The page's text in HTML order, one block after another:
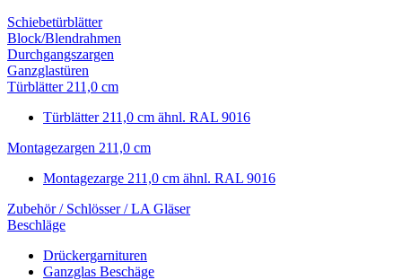
Schiebetürblätter
Block/Blendrahmen
Durchgangszargen
Ganzglastüren
Türblätter 211,0 cm
Türblätter 211,0 cm ähnl. RAL 9016
Montagezargen 211,0 cm
Montagezarge 211,0 cm ähnl. RAL 9016
Zubehör / Schlösser / LA Gläser
Beschläge
Drückergarnituren
Ganzglas Beschäge